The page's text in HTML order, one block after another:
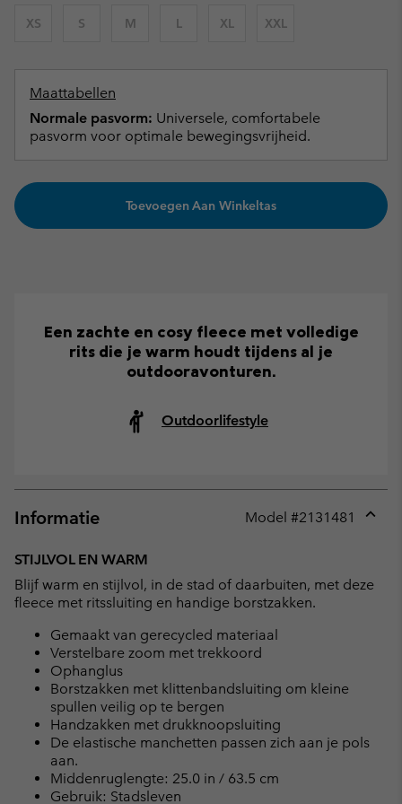
XS S M L XL XXL
Maattabellen
Normale pasvorm: Universele, comfortabele
pasvorm voor optimale bewegingsvrijheid.
Toevoegen Aan Winkeltas
Een zachte en cosy fleece met volledige
rits die je warm houdt tijdens al je
outdooravonturen.
Outdoorlifestyle
Informatie Model #2131481
STIJLVOL EN WARM
Blijf warm en stijlvol, in de stad of daarbuiten, met deze
fleece met ritssluiting en handige borstzakken.
Gemaakt van gerecycled materiaal
Verstelbare zoom met trekkoord
Ophanglus
Borstzakken met klittenbandsluiting om kleine
spullen veilig op te bergen
Handzakken met drukknoopsluiting
De elastische manchetten passen zich aan je pols
aan.
Middenruglengte: 25.0 in / 63.5 cm
Gebruik: Stadsleven